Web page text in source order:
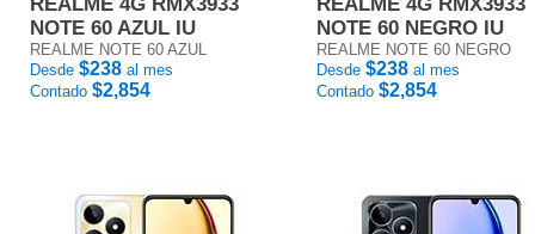
NOTE 60 AZUL IU
REALME NOTE 60 AZUL
Desde $238 al mes
Contado $2,854
NOTE 60 NEGRO IU
REALME NOTE 60 NEGRO
Desde $238 al mes
Contado $2,854